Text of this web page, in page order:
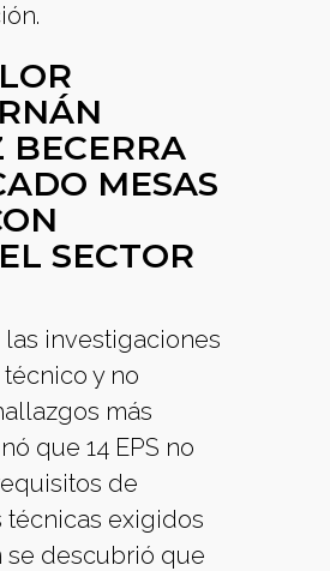
BECERRA
MESAS
SECTOR
investigaciones
y no
más
que 14 EPS no
de
técnicas exigidos
se descubrió que